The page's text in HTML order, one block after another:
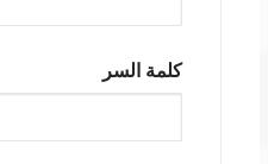
كلمة السر